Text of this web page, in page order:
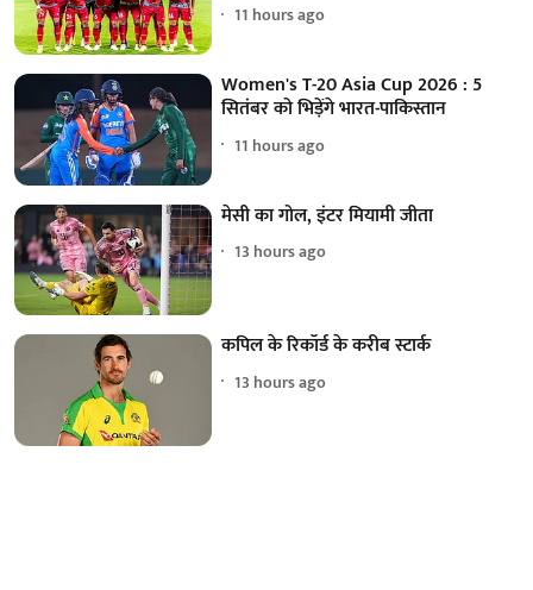
11 hours ago
Women's T-20 Asia Cup 2026 : 5
सितंबर को भिड़ेंगे भारत-पाकिस्तान
11 hours ago
मेसी का गोल, इंटर मियामी जीता
13 hours ago
कपिल के रिकॉर्ड के करीब स्टार्क
13 hours ago